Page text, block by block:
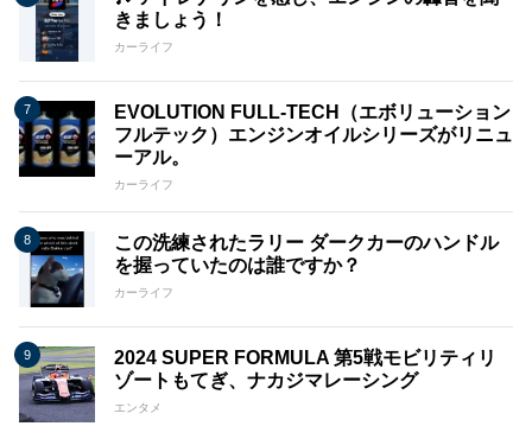
きましょう！
カーライフ
EVOLUTION FULL-TECH（エボリューション
フルテック）エンジンオイルシリーズがリニュ
ーアル。
カーライフ
この洗練されたラリー ダークカーのハンドル
を握っていたのは誰ですか？
カーライフ
2024 SUPER FORMULA 第5戦モビリティリ
ゾートもてぎ、ナカジマレーシング
エンタメ